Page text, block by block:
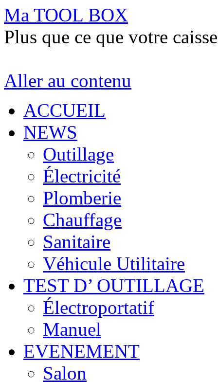
Ma TOOL BOX
Plus que ce que votre
Aller au contenu
ACCUEIL
NEWS
Outillage
Électricité
Plomberie
Chauffage
Sanitaire
Véhicule Utilitaire
TEST D’ OUTILLAGE
Électroportatif
Manuel
EVENEMENT
Salon